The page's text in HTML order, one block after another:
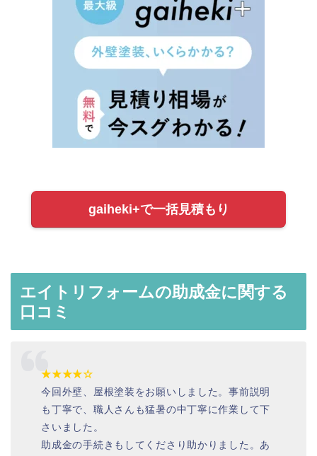
gaiheki+で一括見積もり
エイトリフォームの助成金に関する
口コミ
★★★★☆
今回外壁、屋根塗装をお願いしました。事前説明
も丁寧で、職人さんも猛暑の中丁寧に作業して下
さいました。
助成金の手続きもしてくださり助かりました。あ